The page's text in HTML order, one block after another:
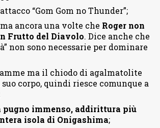
“Gom Gom no Thunder”;
ancora una volte che Roger non
Frutto del Diavolo. Dice anche che
non sono necessarie per dominare
ma il chiodo di agalmatolite
corpo, quindi riesce comunque a
pugno immenso, addirittura più
isola di Onigashima;